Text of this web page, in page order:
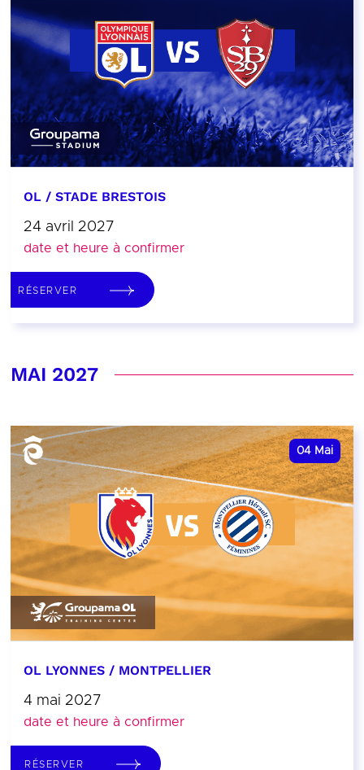
OL / STADE BRESTOIS
24 avril 2027
date et heure à confirmer
RÉSERVER
MAI 2027
04 Mai
OL LYONNES / MONTPELLIER
4 mai 2027
date et heure à confirmer
RÉSERVER